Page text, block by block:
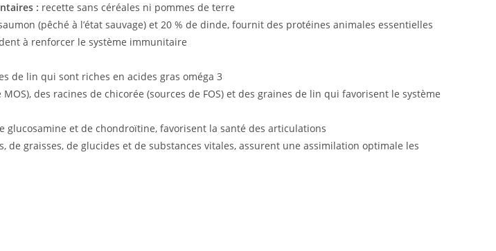
: recette sans céréales ni pommes de terre
(pêché à l’état sauvage) et 20 % de dinde, fournit des protéines animales essentielles
à renforcer le système immunitaire
de lin qui sont riches en acides gras oméga 3
des racines de chicorée (sources de FOS) et des graines de lin qui favorisent le système
glucosamine et de chondroïtine, favorisent la santé des articulations
graisses, de glucides et de substances vitales, assurent une assimilation optimale les